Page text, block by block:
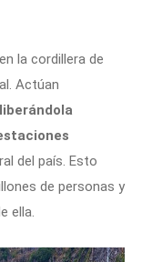
en la cordillera de
Actúan
del país. Esto
de personas y
ella.